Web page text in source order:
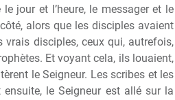
jour et l’heure, le messager et le
alors que les disciples avaient
vrais disciples, ceux qui, autrefois,
ètes. Et voyant cela, ils louaient,
èrent le Seigneur. Les scribes et les
le Seigneur est allé sur la